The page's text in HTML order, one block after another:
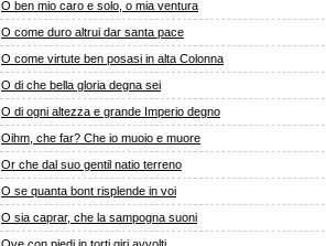
O ben mio caro e solo, o mia ventura
O come duro altrui dar santa pace
O come virtute ben posasi in alta Colonna
O di che bella gloria degna sei
O di ogni altezza e grande Imperio degno
Oihm, che far? Che io muoio e muore
Or che dal suo gentil natio terreno
O se quanta bont risplende in voi
O sia caprar, che la sampogna suoni